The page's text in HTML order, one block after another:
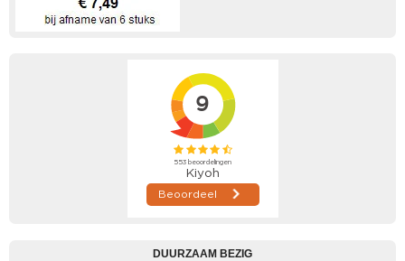
DUURZAAM BEZIG